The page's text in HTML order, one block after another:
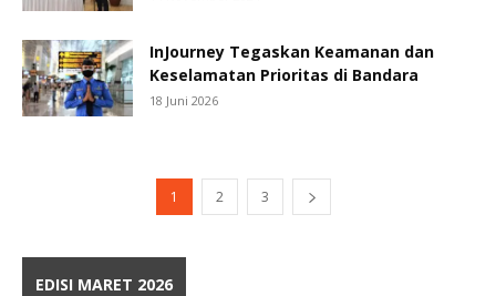
InJourney Tegaskan Keamanan dan
Keselamatan Prioritas di Bandara
18 Juni 2026
1 2 3
EDISI MARET 2026